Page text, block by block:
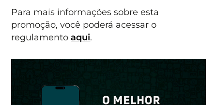
Para mais informações sobre esta
promoção, você poderá acessar o
regulamentoaqui.